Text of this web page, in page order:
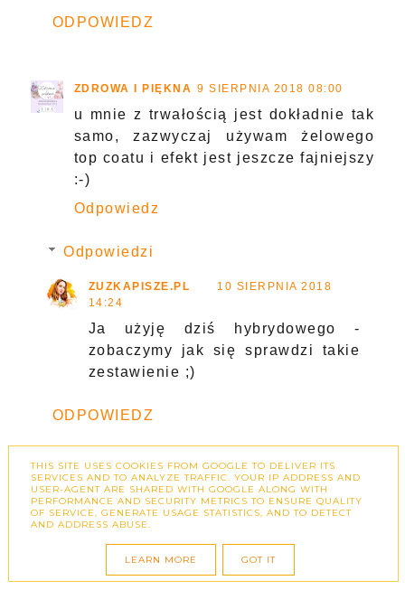
ODPOWIEDZ
ZDROWA I PIĘKNA 9 SIERPNIA 2018 08:00
u mnie z trwałością jest dokładnie tak
samo, zazwyczaj używam żelowego
top coatu i efekt jest jeszcze fajniejszy
:-)
Odpowiedz
Odpowiedzi
ZUZKAPISZE.PL
10 SIERPNIA 2018
14:24
Ja użyję dziś hybrydowego -
zobaczymy jak się sprawdzi takie
zestawienie ;)
ODPOWIEDZ
EDZIA - KOTWICA PIĘKNA
9 SIERPNIA 2018
08:19
Bardzo ładne kolorki ale ja wróciłam
do żeli ;)
Odpowiedz
THIS SITE USES COOKIES FROM GOOGLE TO DELIVER ITS
SERVICES AND TO ANALYZE TRAFFIC. YOUR IP ADDRESS AND
USER-AGENT ARE SHARED WITH GOOGLE ALONG WITH
PERFORMANCE AND SECURITY METRICS TO ENSURE QUALITY
OF SERVICE, GENERATE USAGE STATISTICS, AND TO DETECT
AND ADDRESS ABUSE.
LEARN MORE GOT IT